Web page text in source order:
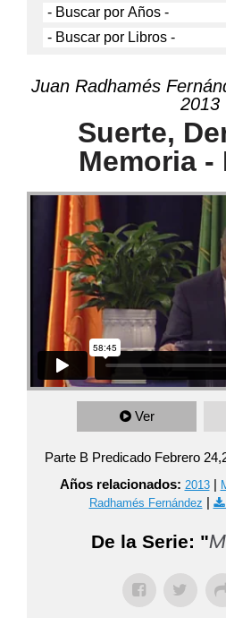
Juan Radhamés
2013
Suerte,
Memoria -
Ver
Parte B Predicado Febrero
Años relacionados: 2013|
Radhamés Fernández |
De la Serie: "